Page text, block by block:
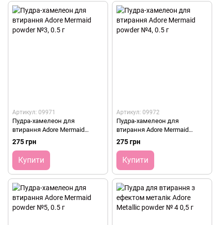
Артикул: 09971
Пудра-хамелеон для
втирання Adore Mermaid
powder №3, 0.5 г
275 грн
Купити
Артикул: 09972
Пудра-хамелеон для
втирання Adore Mermaid
powder №4, 0.5 г
275 грн
Купити